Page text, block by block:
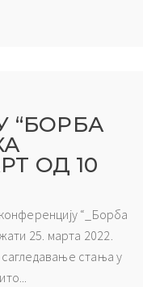
“БОРБА
ОД 10
“_Борба
25. марта 2022.
стања у